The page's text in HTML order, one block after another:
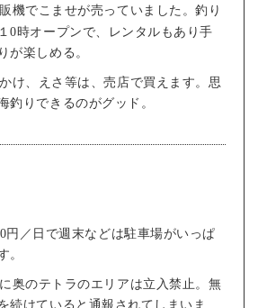
機でこませが売っていました。釣り
0時オープンで、レンタルもあり手
が楽しめる。
け、えさ等は、売店で買えます。思
釣りできるのがグッド。
円／日で週末などは駐車場がいっぱ
。
奥のテトラのエリアは立入禁止。無
続けていると通報されてしまいま